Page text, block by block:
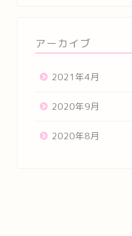
アーカイブ
2021年4月
2020年9月
2020年8月